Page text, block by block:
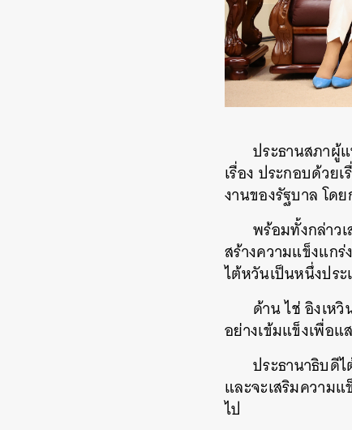
ประธานสภาผู้
เรื่อง ประกอบด้วย
งานของรัฐบาล โด
พร้อมทั้งกล่าว
สร้างความแข็งแก
ไต้หวันเป็นหนึ่งปร
ด้าน ไช่ อิงเห
อย่างเข้มแข็งเพื่อ
ประธานาธิบดี
และจะเสริมความ
ไป